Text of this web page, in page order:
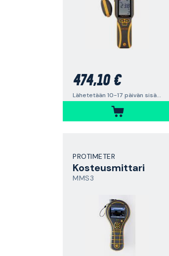
474,10 €
Lähetetään 10-17 päivän sisällä
PROTIMETER
Kosteusmittari
MMS3